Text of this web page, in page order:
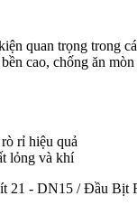
quan trọng trong
cao, chống ăn
rỉ hiệu quả
lỏng và khí